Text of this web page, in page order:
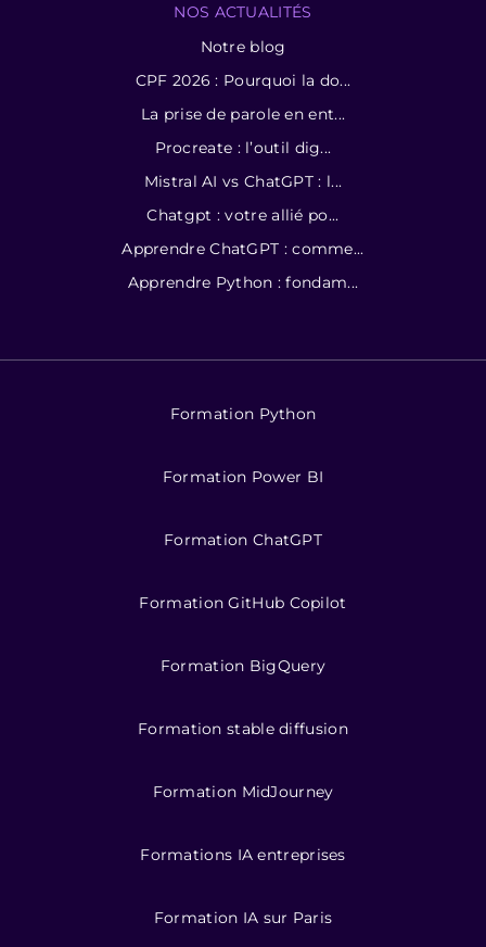
NOS ACTUALITÉS
Notre blog
CPF 2026 : Pourquoi la do...
La prise de parole en ent...
Procreate : l’outil dig...
Mistral AI vs ChatGPT : l...
Chatgpt : votre allié po...
Apprendre ChatGPT : comme...
Apprendre Python : fondam...
Formation Python
Formation Power BI
Formation ChatGPT
Formation GitHub Copilot
Formation BigQuery
Formation stable diffusion
Formation MidJourney
Formations IA entreprises
Formation IA sur Paris